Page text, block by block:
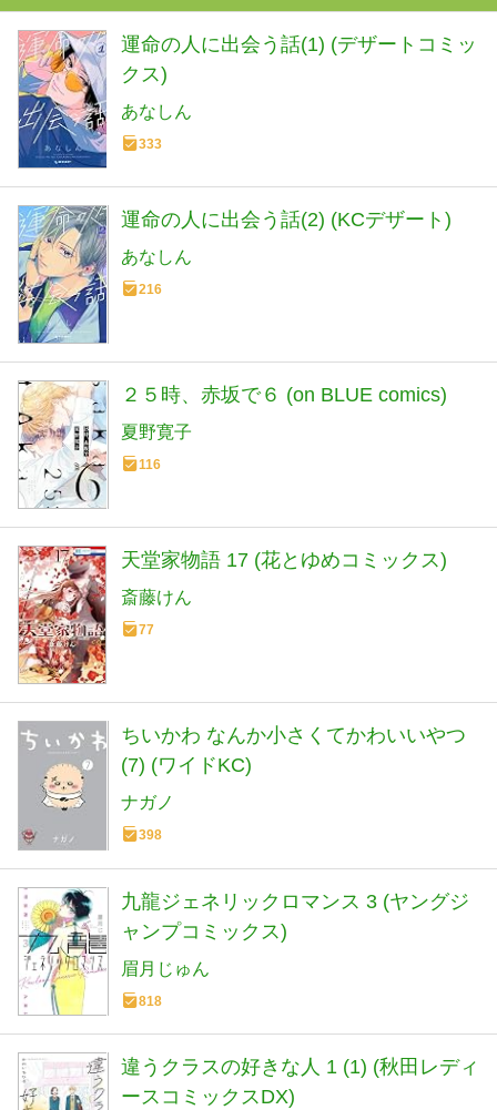
運命の人に出会う話(1) (デザートコミッ
クス)
あなしん
333
運命の人に出会う話(2) (KCデザート)
あなしん
216
２５時、赤坂で６ (on BLUE comics)
夏野寛子
116
天堂家物語 17 (花とゆめコミックス)
斎藤けん
77
ちいかわ なんか小さくてかわいいやつ
(7) (ワイドKC)
ナガノ
398
九龍ジェネリックロマンス 3 (ヤングジ
ャンプコミックス)
眉月じゅん
818
違うクラスの好きな人 1 (1) (秋田レディ
ースコミックスDX)